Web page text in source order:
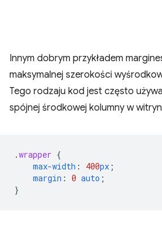
Innym dobrym przykładem
maksymalnej szerokości
Tego rodzaju kod jest często
spójnej środkowej kolumny w
.wrapper {
max-width : 400px ;
margin : 0 auto ;
}